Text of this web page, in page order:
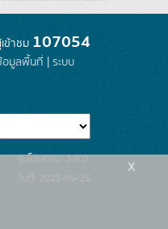
ข้าชม 107054
อมูลพื้นที่ | ระบบ
รุ่นโปรแกรม: 3.0.0
วันที่: 2025-06-26
x